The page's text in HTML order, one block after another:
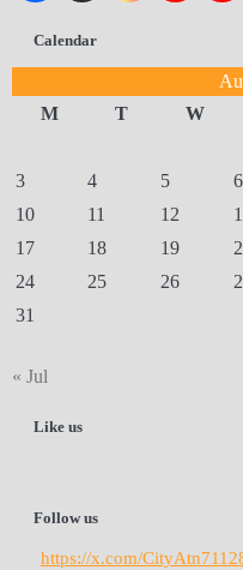
Calendar
M
T W
3
4 5 6
10
11 12
17
18 19
24
25 26
31
« Jul
Like us
Follow us
https://x.com/